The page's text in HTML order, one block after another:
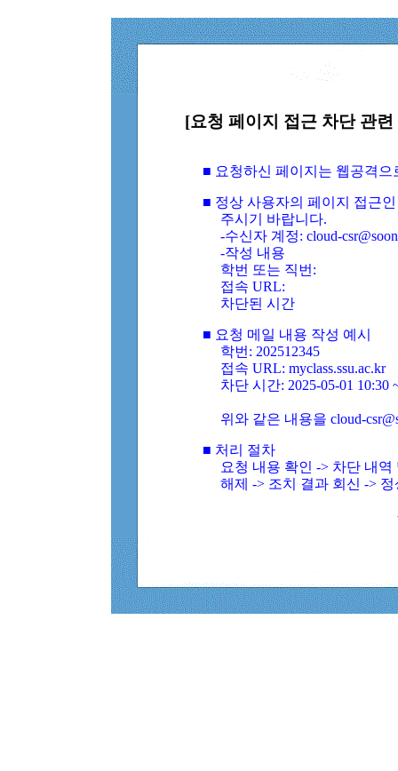
[요청 페이지 접근 차단 관
■ 요청하신 페이지는 웹공격
■ 정상 사용자의 페이지 접근
주시기 바랍니다.
-수신자 계정: cloud-
-작성 내용
학번 또는 직번:
접속 URL:
차단된 시간
■ 요청 메일 내용 작성 예시
학번: 202512345
접속 URL: myclass.ssu.ac.kr
차단 시간: 2025-05-01 10:30
위와 같은 내용을 cloud-
■ 처리 절차
요청 내용 확인 -> 차단 내
해제 -> 조치 결과 회신 ->